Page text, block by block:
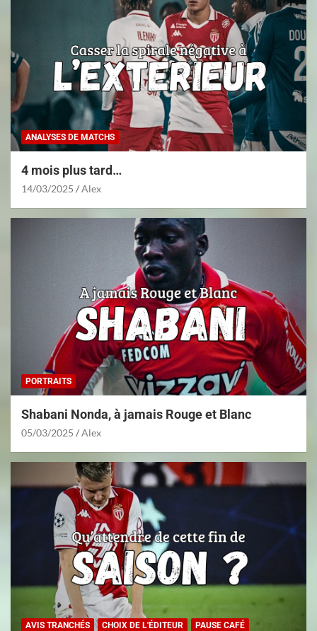
ANALYSES DE MATCHS
4 mois plus tard…
14/03/2025 Alex
PORTRAITS
Shabani Nonda, à jamais Rouge et Blanc
05/03/2025 Alex
AVIS TRANCHÉS CHOIX DE L'ÉDITEUR PAUSE CAFÉ